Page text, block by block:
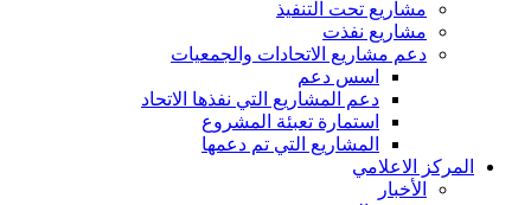
مشاريع تحت التنفيذ
مشاريع نفذت
دعم مشاريع الاتحادات والجمعيات
اسس دعم
دعم المشاريع التي نفذها الاتحاد
استمارة تعبئة المشروع
المشاريع التي تم دعمها
المركز الاعلامي
الأخبار